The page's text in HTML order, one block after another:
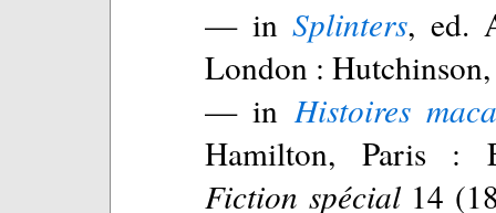
— inSplinters, ed.
London :
— inHistoires
Hamilton, Paris :
Fiction spécial14